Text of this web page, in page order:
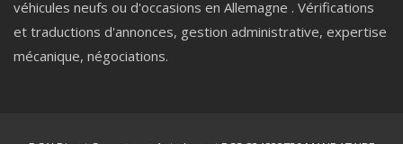
véhicules neufs ou d'occasions en Allemagne . Vérifications
et traductions d'annonces, gestion administrative, expertise
mécanique, négociations.